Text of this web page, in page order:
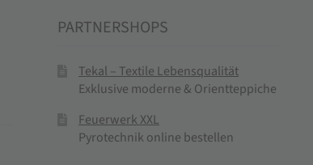
PARTNERSHOPS
Tekal – Textile Lebensqualität
Exklusive moderne & Orientteppiche
Feuerwerk XXL
Pyrotechnik online bestellen